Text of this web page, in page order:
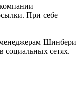
При себе
Шинбери
социальных сетях.